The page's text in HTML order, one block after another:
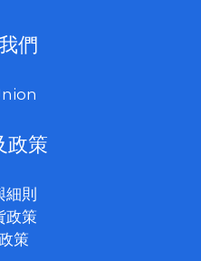
們
政策
細則
政策
策